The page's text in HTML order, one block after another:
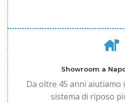
Showroom a
Da oltre 45 anni aiutiamo
sistema di riposo